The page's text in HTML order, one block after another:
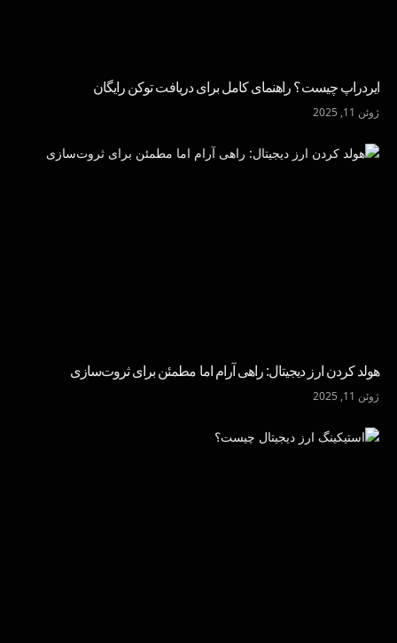
ایردراپ چیست؟ راهنمای کامل برای دریافت توکن رایگان
ژوئن 11, 2025
هولد کردن ارز دیجیتال: راهی آرام اما مطمئن برای ثروت‌سازی
ژوئن 11, 2025